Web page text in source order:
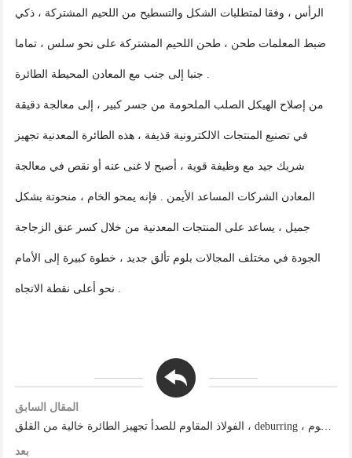
الرأس ، وفقا لمتطلبات الشكل والتسطيح من اللحيم المشتركة ، ذكي
ضبط المعلمات طحن ، طحن اللحيم المشتركة على نحو سلس ، تماما
جنبا إلى جنب مع المعادن المحيطة الطائرة .
من إصلاح الهيكل الصلب الملحومة من جسر كبير ، إلى معالجة دقيقة
في تصنيع المنتجات الالكترونية قذيفة ، هذه الطائرة المعدنية تجهيز
شريك جيد مع وظيفة قوية ، أصبح لا غنى عنه أو نقص في معالجة
المعادن الشركات المساعد الأيمن . فإنه يمحو الخام ، منحوتة بشكل
جميل ، يساعد على المنتجات المعدنية من خلال كسر عنق الزجاجة
الجودة في مختلف المجالات بلوم تألق جديد ، خطوة كبيرة إلى الأمام
نحو أعلى نقطة الاتجاه .
المقال السابق
الفولاذ المقاوم للصدأ تجهيز الطائرة خالية من القلق ، deburring ، الشطب ، الرسم دقة الهجوم
بعد